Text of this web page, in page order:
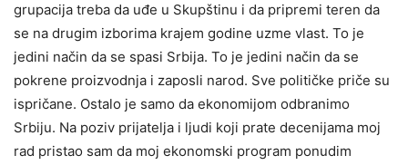
grupacija treba da uđe u Skupštinu i da pripremi teren da
se na drugim izborima krajem godine uzme vlast. To je
jedini način da se spasi Srbija. To je jedini način da se
pokrene proizvodnja i zaposli narod. Sve političke priče su
ispričane. Ostalo je samo da ekonomijom odbranimo
Srbiju. Na poziv prijatelja i ljudi koji prate decenijama moj
rad pristao sam da moj ekonomski program ponudim